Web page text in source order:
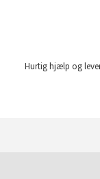
Hurtig hjælp og